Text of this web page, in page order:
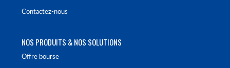
Contactez-nous
NOS PRODUITS & NOS SOLUTIONS
Offre bourse